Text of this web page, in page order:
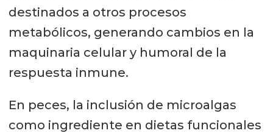
destinados a otros procesos
metabólicos, generando cambios en la
maquinaria celular y humoral de la
respuesta inmune.
En peces, la inclusión de microalgas
como ingrediente en dietas funcionales